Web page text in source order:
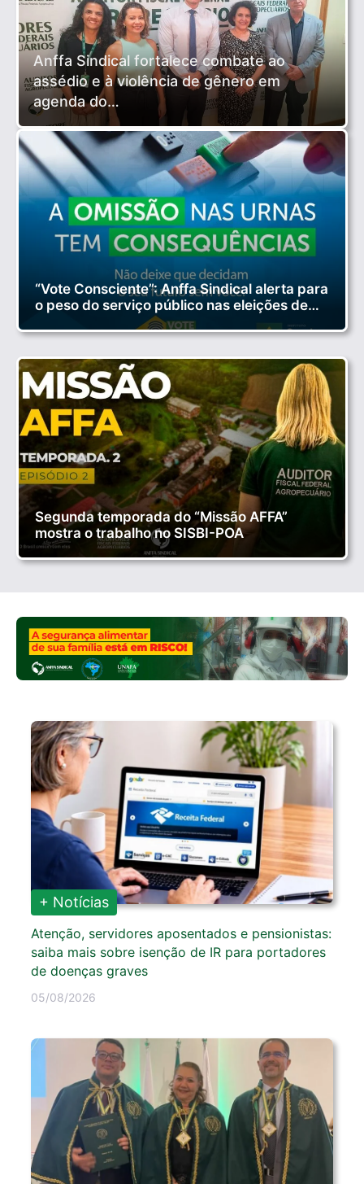
Anffa Sindical fortalece combate ao
assédio e à violência de gênero em
agenda do…
“Vote Consciente”: Anffa Sindical alerta para
o peso do serviço público nas eleições de…
Segunda temporada do “Missão AFFA”
mostra o trabalho no SISBI-POA
+ Notícias
Atenção, servidores aposentados e pensionistas:
saiba mais sobre isenção de IR para portadores
de doenças graves
05/08/2026